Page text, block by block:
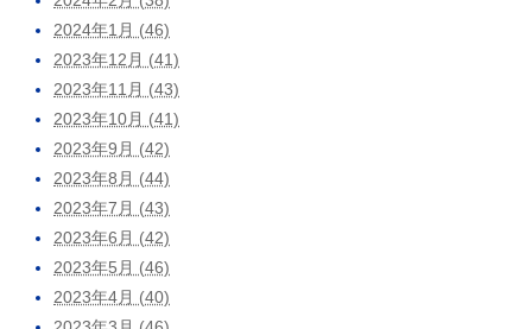
2024年1月 (46)
2023年12月 (41)
2023年11月 (43)
2023年10月 (41)
2023年9月 (42)
2023年8月 (44)
2023年7月 (43)
2023年6月 (42)
2023年5月 (46)
2023年4月 (40)